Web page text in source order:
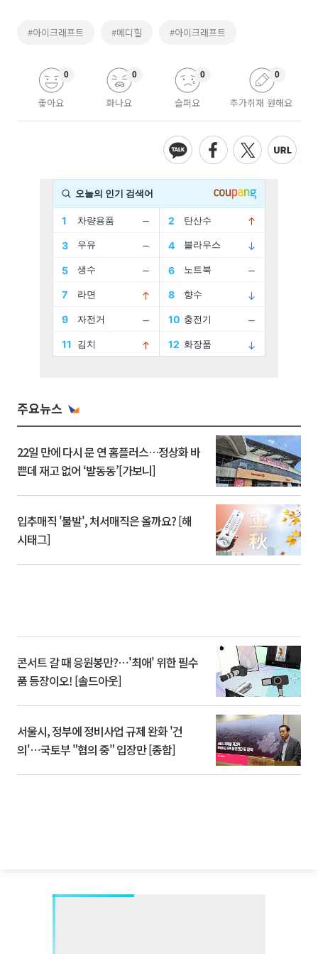
#아이크래프트 #메디힐 #아이크래프트
좋아요
0
화나요
0
슬퍼요
0
추가취재 원해요
0
주요뉴스
22일 만에 다시 문 연 홈플러스…정상화 바
쁜데 재고 없어 ‘발동동’[가보니]
입추매직 '불발', 처서매직은 올까요? [해
시태그]
콘서트 갈 때 응원봉만?⋯'최애' 위한 필수
품 등장이오! [솔드아웃]
서울시, 정부에 정비사업 규제 완화 '건
의'⋯국토부 "협의 중" 입장만 [종합]